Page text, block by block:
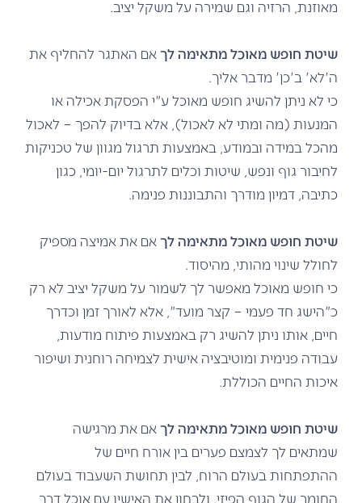
מאוזנת, הרזיה וגם שמירה על משקל יציב.
שיטת חופש מאוכל מתאימה לךאם האתגר להחליף את
ה'לא' ב'כן' מדבר אליך.
כי לא ניתן להשיג חופש מאוכל ע"י הפסקת אכילה או
המנעות (מה ומתי לא לאכול), אלא בדיוק להפך – לאכול
מהכל במידה ובמודע, באמצעות תרגול מגוון של טכניקות
לחיבור גוף ונפש, שיטות וכלים לתרגול יום-יומי, כגון
כתיבה, דמיון מודרך והתבוננות פנימה.
שיטת חופש מאוכל מתאימה לךאם את אמיצה מספיק
לחולל שינוי מהותי, מהיסוד.
כי חופש מאוכל מאפשר לך לשמור על משקל יציב לא רק
כ"הישג חד פעמי – קצר מועד", אלא לאורך זמן וכדרך
חיים, אותו ניתן להשיג רק באמצעות פיתוח מודעות,
עבודה פנימית ומוטיבציה אישית לצמיחה רוחנית ושיפור
איכות החיים הכוללת.
שיטת חופש מאוכל מתאימה לךאם את מרגישה
שמתאים לך לצמצם פערים בין אורח חיים של
ההתפתחות בעולם הרוח, לבין תחושת השעבוד בעולם
החומר של הגוף הפיזי, ולבחון את האישיו עם אוכל דרך